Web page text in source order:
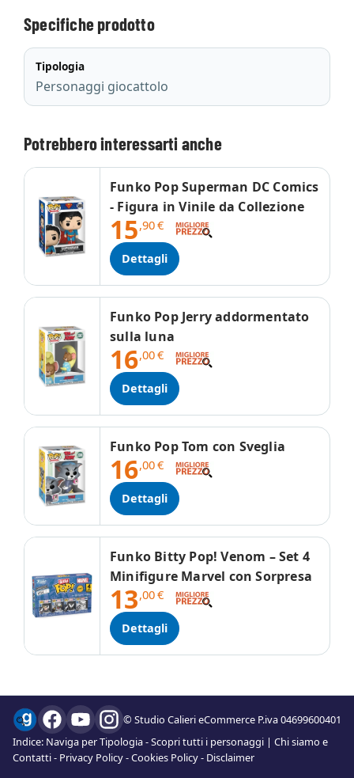
Specifiche prodotto
Tipologia
Personaggi giocattolo
Potrebbero interessarti anche
Funko Pop Superman DC Comics
- Figura in Vinile da Collezione
15,90€
Dettagli
Funko Pop Jerry addormentato
sulla luna
16,00€
Dettagli
Funko Pop Tom con Sveglia
16,00€
Dettagli
Funko Bitty Pop! Venom – Set 4
Minifigure Marvel con Sorpresa
13,00€
Dettagli
© Studio Calieri eCommerce P.iva 04699600401
Indice: Naviga per Tipologia-Scopri tutti i personaggi | Chi siamo e
Contatti- Privacy Policy-Cookies Policy- Disclaimer